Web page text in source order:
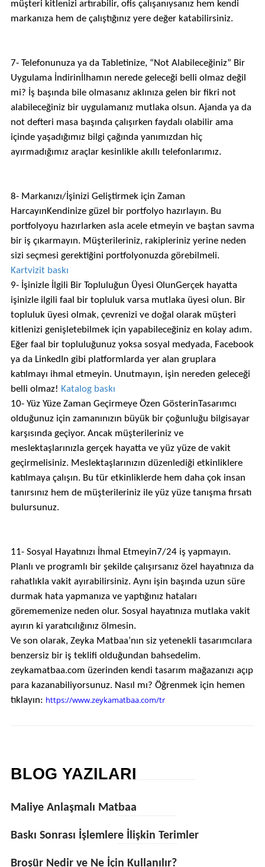
müşteri kitlenizi artırabilir, ofis çalışanıysanız hem kendi
markanıza hem de çalıştığınız yere değer katabilirsiniz.
7- Telefonunuza ya da Tabletinize, “Not Alabileceğiniz” Bir
Uygulama İndirinİlhamın nerede geleceği belli olmaz değil
mi? İş başında bile olmasanız aklınıza gelen bir fikri not
alabileceğiniz bir uygulamanız mutlaka olsun. Ajanda ya da
not defteri masa başında çalışırken faydalı olabilir ama
içinde yaşadığımız bilgi çağında yanımızdan hiç
ayırmadığımız araçlar kesinlikle akıllı telefonlarımız.
8- Markanızı/İşinizi Geliştirmek için Zaman
HarcayınKendinize güzel bir portfolyo hazırlayın. Bu
portfolyoyu hazırlarken asla acele etmeyin ve baştan savma
bir iş çıkarmayın. Müşterileriniz, rakipleriniz yerine neden
sizi seçmesi gerektiğini portfolyonuzda görebilmeli.
Kartvizit baskı
9- İşinizle İlgili Bir Topluluğun Üyesi OlunGerçek hayatta
işinizle ilgili faal bir topluluk varsa mutlaka üyesi olun. Bir
topluluk üyesi olmak, çevrenizi ve doğal olarak müşteri
kitlenizi genişletebilmek için yapabileceğiniz en kolay adım.
Eğer faal bir topluluğunuz yoksa sosyal medyada, Facebook
ya da LinkedIn gibi platformlarda yer alan gruplara
katılmayı ihmal etmeyin. Unutmayın, işin nereden geleceği
belli olmaz! Katalog baskı
10- Yüz Yüze Zaman Geçirmeye Özen GösterinTasarımcı
olduğunuz için zamanınızın büyük bir çoğunluğu bilgisayar
karşısında geçiyor. Ancak müşterileriniz ve
meslektaşlarınızla gerçek hayatta ve yüz yüze de vakit
geçirmelisiniz. Meslektaşlarınızın düzenlediği etkinliklere
katılmaya çalışın. Bu tür etkinliklerde hem daha çok insan
tanırsınız hem de müşterileriniz ile yüz yüze tanışma fırsatı
bulursunuz.
11- Sosyal Hayatınızı İhmal Etmeyin7/24 iş yapmayın.
Planlı ve programlı bir şekilde çalışırsanız özel hayatınıza da
rahatlıkla vakit ayırabilirsiniz. Aynı işin başında uzun süre
durmak hata yapmanıza ve yaptığınız hataları
görememenize neden olur. Sosyal hayatınıza mutlaka vakit
ayırın ki yaratıcılığınız ölmesin.
Ve son olarak, Zeyka Matbaa’nın siz yetenekli tasarımcılara
benzersiz bir iş teklifi olduğundan bahsedelim.
zeykamatbaa.com üzerinden kendi tasarım mağazanızı açıp
para kazanabiliyorsunuz. Nasıl mı? Öğrenmek için hemen
tıklayın: https://www.zeykamatbaa.com/tr
BLOG YAZILARI
Maliye Anlaşmalı Matbaa
Baskı Sonrası İşlemlere İlişkin Terimler
Broşür Nedir ve Ne İçin Kullanılır?